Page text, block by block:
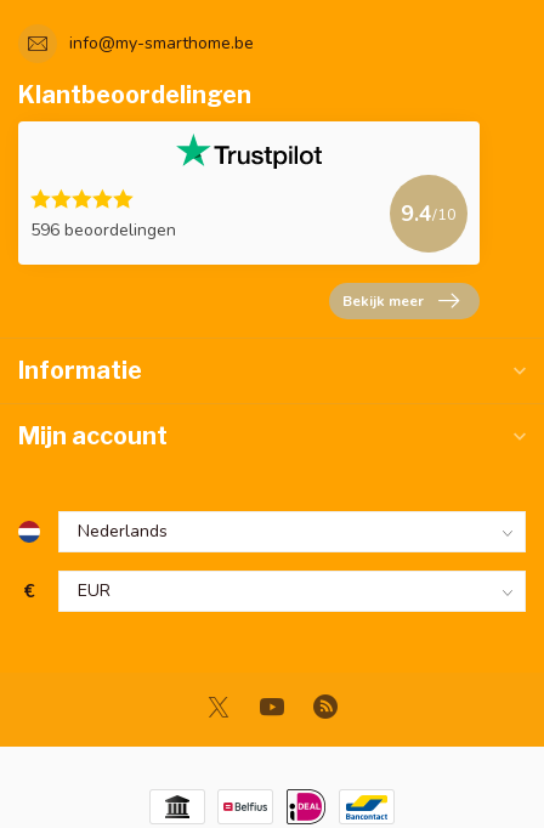
info@my-smarthome.be
Klantbeoordelingen
596 beoordelingen
9.4/10
Bekijk meer
Informatie
Mijn account
€